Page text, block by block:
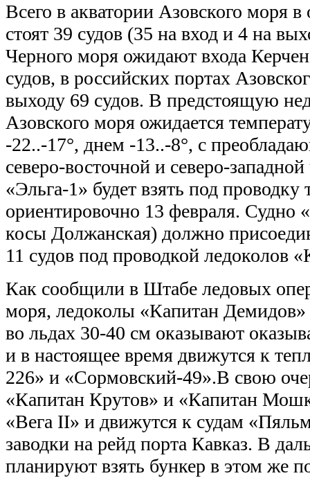
Всего в акватории Азовского моря
стоят 39 судов (35 на вход и 4 на
Черного моря ожидают входа
судов, в российских портах
выходу 69 судов. В предстоящую
Азовского моря ожидается
-22..-17°, днем -13..-8°, с
северо-восточной и северо-
«Эльга-1» будет взять под
ориентировочно 13 февраля. Судно
косы Должанская) должно
11 судов под проводкой ледоколов
Как сообщили в Штабе ледовых
моря, ледоколы «Капитан
во льдах 30-40 см оказывают
и в настоящее время движутся к
226» и «Сормовский-49».В свою
«Капитан Крутов» и «Капитан
«Вега II» и движутся к судам
заводки на рейд порта Кавказ. В
планируют взять бункер в этом же